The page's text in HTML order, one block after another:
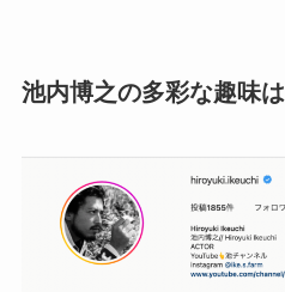
池内博之の多彩な趣味は